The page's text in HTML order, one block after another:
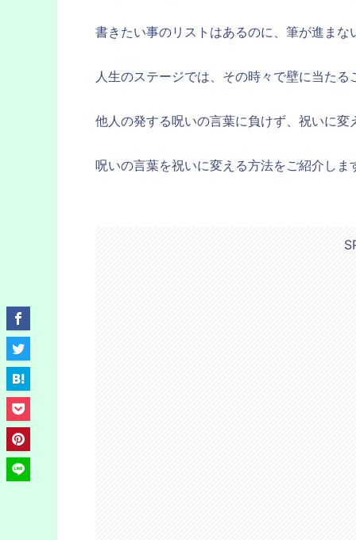
書きたい事のリストはあるのに、筆が進まな
人生のステージでは、その時々で壁に当たる
他人の発する呪いの言葉に負けず、祝いに
呪いの言葉を祝いに変える方法をご紹介しま